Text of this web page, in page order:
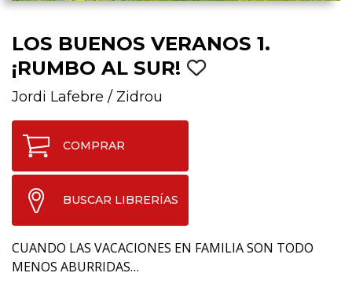
LOS BUENOS VERANOS 1.
¡RUMBO AL SUR!
Jordi Lafebre / Zidrou
COMPRAR
BUSCAR LIBRERÍAS
CUANDO LAS VACACIONES EN FAMILIA SON TODO
MENOS ABURRIDAS…